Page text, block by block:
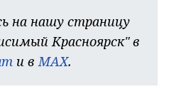
на нашу страницу
Красноярск" в
и в MAX.